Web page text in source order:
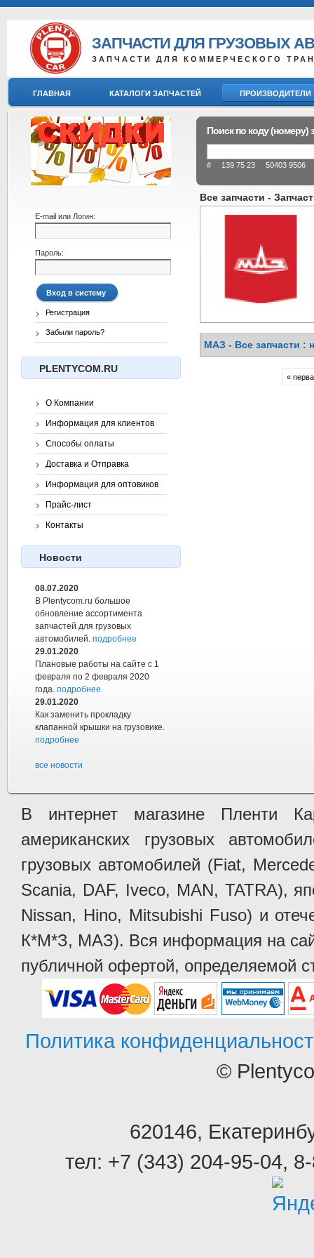
ЗАПЧАСТИ ДЛЯ ГРУЗОВЫХ
ЗАПЧАСТИ ДЛЯ КОММЕРЧЕСКОГО
ГЛАВНАЯ КАТАЛОГИ ЗАПЧАСТЕЙ ПРОИЗВОДИТЕЛИ
Поиск по коду (номеру)
# 139 75 23 50403 9506
Все запчасти -
МАЗ - Все запчасти :
«
E-mail или Логин:
Пароль:
Регистрация
Забыли пароль?
PLENTYCOM.RU
О Компании
Информация для клиентов
Способы оплаты
Доставка и Отправка
Информация для оптовиков
Прайс-лист
Контакты
Новости
08.07.2020
В Plentycom.ru большое
обновление ассортимента
запчастей для грузовых
автомобилей. подробнее
29.01.2020
Плановые работы на сайте с 1
февраля по 2 февраля 2020
года. подробнее
29.01.2020
Как заменить прокладку
клапанной крышки на грузовике.
подробнее
все новости
В интернет магазине Пленти
американских грузовых
грузовых автомобилей (Fiat,
Scania, DAF, Iveco, MAN, TATRA),
Nissan, Hino, Mitsubishi Fuso) и
К*М*З, МАЗ). Вся информация на
публичной офертой, определяемой
Политика
©
620146,
тел: +7 (343) 204-95-04,